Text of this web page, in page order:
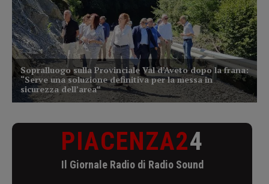
PIACENZA24
Il Giornale Radio di Radio Sound